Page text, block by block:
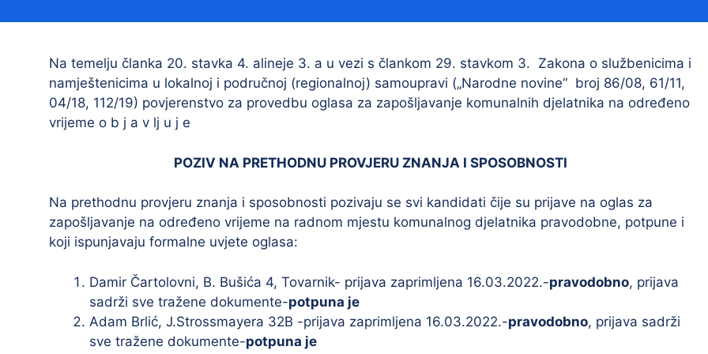
Sponzorstva i donacije
Procedure
I. izmjene i dopune prostornog plana
uređenja Općine Tovarnik
uređenja Općine Tovarnik
III. izmjene i dopune prostornog plana
uređenja Općine Tovarnik
Vatrogastvo
Na temelju članka 20. stavka 4. alineje 3. a u vezi s člankom 29. stavkom 3. Zakona o službenicima i
namještenicima u lokalnoj i područnoj (regionalnoj) samoupravi („Narodne novine“ broj 86/08, 61/11,
04/18, 112/19) povjerenstvo za provedbu oglasa za zapošljavanje komunalnih djelatnika na određeno
vrijeme o b j a v lj u j e
POZIV NA PRETHODNU PROVJERU ZNANJA I SPOSOBNOSTI
Na prethodnu provjeru znanja i sposobnosti pozivaju se svi kandidati čije su prijave na oglas za
zapošljavanje na određeno vrijeme na radnom mjestu komunalnog djelatnika pravodobne, potpune i
koji ispunjavaju formalne uvjete oglasa:
Damir Čartolovni, B. Bušića 4, Tovarnik- prijava zaprimljena 16.03.2022.-pravodobno, prijava
sadrži sve tražene dokumente-potpuna je
Adam Brlić, J.Strossmayera 32B -prijava zaprimljena 16.03.2022.-pravodobno, prijava sadrži
sve tražene dokumente-potpuna je